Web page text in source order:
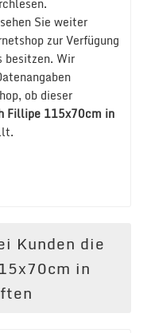
Sie weiter
zur Verfügung
besitzen. Wir
ob dieser
Fillipe 115x70cm in
Kunden die
in